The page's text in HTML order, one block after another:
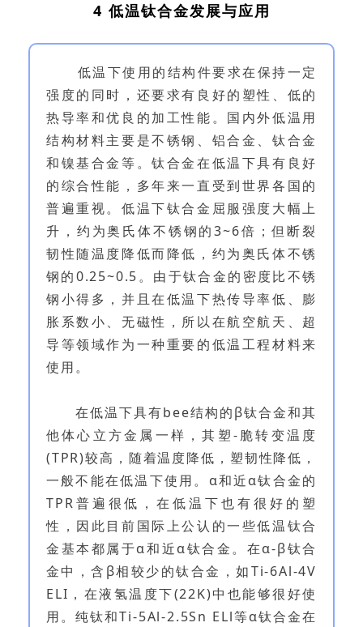
4 低温钛合金发展与应用
低温下使用的结构件要求在保持一定
强度的同时，还要求有良好的塑性、低的
热导率和优良的加工性能。国内外低温用
结构材料主要是不锈钢、铝合金、钛合金
和镍基合金等。钛合金在低温下具有良好
的综合性能，多年来一直受到世界各国的
普遍重视。低温下钛合金屈服强度大幅上
升，约为奥氏体不锈钢的3~6倍；但断裂
韧性随温度降低而降低，约为奥氏体不锈
钢的0.25~0.5。由于钛合金的密度比不锈
钢小得多，并且在低温下热传导率低、膨
胀系数小、无磁性，所以在航空航天、超
导等领域作为一种重要的低温工程材料来
使用。
在低温下具有bee结构的β钛合金和其
他体心立方金属一样，其塑-脆转变温度
(TPR)较高，随着温度降低，塑韧性降低，
一般不能在低温下使用。α和近α钛合金的
TPR普遍很低，在低温下也有很好的塑
性，因此目前国际上公认的一些低温钛合
金基本都属于α和近α钛合金。在α-β钛合
金中，含β相较少的钛合金，如Ti-6Al-4V
ELI，在液氢温度下(22K)中也能够很好使
用。纯钛和Ti-5Al-2.5Sn ELl等α钛合金在